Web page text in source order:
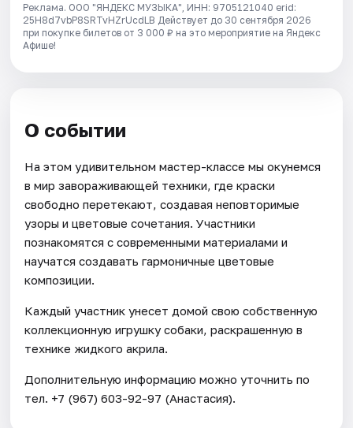
Реклама. ООО "ЯНДЕКС МУЗЫКА", ИНН: 9705121040 erid:
25H8d7vbP8SRTvHZrUcdLB Действует до 30 сентября 2026
при покупке билетов от 3 000 ₽ на это мероприятие на Яндекс
Афише!
О событии
На этом удивительном мастер-классе мы окунемся
в мир завораживающей техники, где краски
свободно перетекают, создавая неповторимые
узоры и цветовые сочетания. Участники
познакомятся с современными материалами и
научатся создавать гармоничные цветовые
композиции.
Каждый участник унесет домой свою собственную
коллекционную игрушку собаки, раскрашенную в
технике жидкого акрила.
Дополнительную информацию можно уточнить по
тел. +7 (967) 603-92-97 (Анастасия).